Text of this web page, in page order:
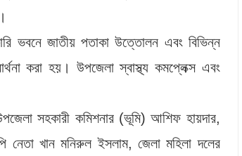
ভবনে জাতীয় পতাকা উত্তোলন এবং বিভিন্ন
করা হয়। উপজেলা স্বাস্থ্য কমপ্লেক্স এবং
সহকারী কমিশনার (ভূমি) আশিফ হায়দার,
নেতা খান মনিরুল ইসলাম, জেলা মহিলা দলের